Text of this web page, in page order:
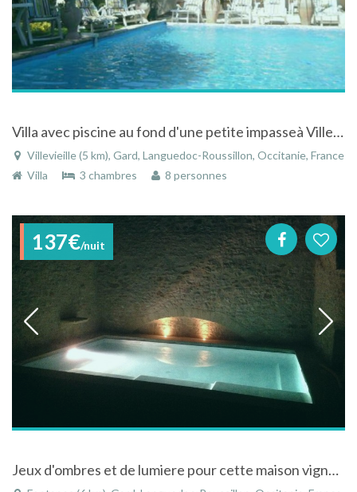
Villa avec piscine au fond d'une petite impasseà Villevieille
Villevieille (5 km), Gard, Languedoc-Roussillon, Occitanie, France
Villa
3 chambres 8 personnes
137€/nuit
Jeux d'ombres et de lumiere pour cette maison vigneronne de famille en pierres